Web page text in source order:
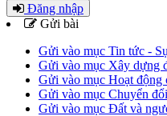
Đăng nhập
Gửi bài
Gửi vào mục Tin tức -
Gửi vào mục Xây dựng
Gửi vào mục Hoạt động
Gửi vào mục Chuyển
Gửi vào mục Đất và